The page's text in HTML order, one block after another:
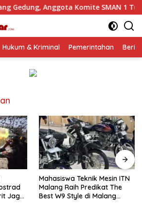
Komite SMAN 1 Tumpang ,Ketua DPD
Hukum & Kriminal Pemerintahan
Jaga
Mahasiswa Teknik Mesin ITN
Malang Raih Predikat The
Best W9 Style di Malang